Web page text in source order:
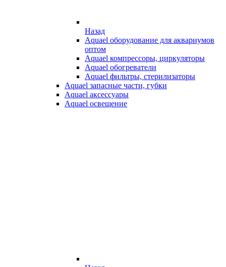
Назад
Aquael оборудование для аквариумов
оптом
Aquael компрессоры, циркуляторы
Aquael обогреватели
Aquael фильтры, стерилизаторы
Aquael запасные части, губки
Aquael аксессуары
Aquael освещение